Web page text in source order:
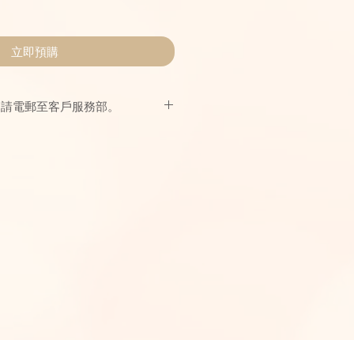
立即預購
電郵至客戶服務部。